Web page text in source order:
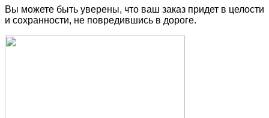
Вы можете быть уверены, что ваш заказ придет в целости
и сохранности, не повредившись в дороге.